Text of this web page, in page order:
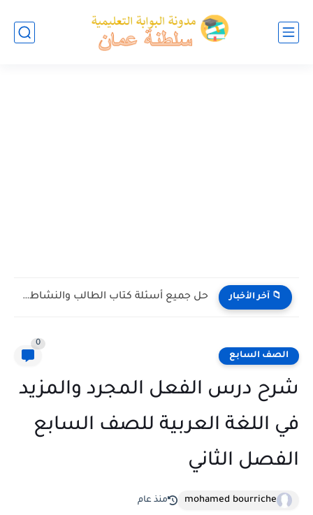
📁 آخر الأخبار حل جميع أسئلة كتاب الطالب والنشاط في الاحياء للصف العاشر...
الصف السابع
0
شرح درس الفعل المجرد والمزيد
في اللغة العربية للصف السابع
الفصل الثاني
mohamed bourriche منذ عام